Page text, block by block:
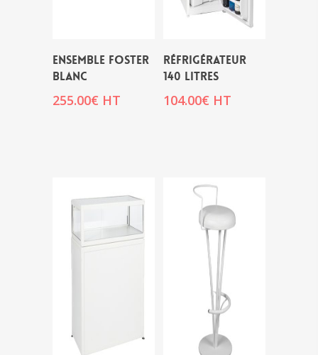
ENSEMBLE FOSTER
BLANC
255.00€ HT
Réfrigérateur
140 Litres
104.00€ HT